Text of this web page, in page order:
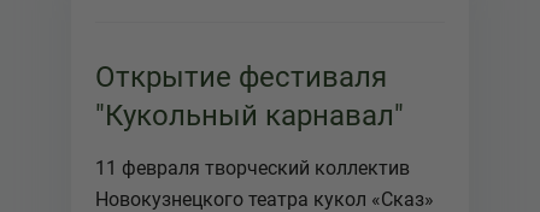
Открытие фестиваля
"Кукольный карнавал"
11 февраля творческий коллектив
Новокузнецкого театра кукол «Сказ»